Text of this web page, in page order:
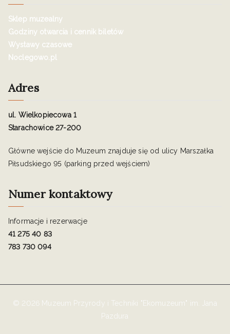
Sklep muzealny
Godziny otwarcia i cennik biletów
Wystawy czasowe
Noclegowo.pl
Adres
ul. Wielkopiecowa 1
Starachowice 27-200
Główne wejście do Muzeum znajduje się od ulicy Marszałka
Piłsudskiego 95 (parking przed wejściem)
Numer kontaktowy
Informacje i rezerwacje
41 275 40 83
783 730 094
© 2026 Muzeum Przyrody i Techniki "Ekomuzeum" im. Jana
Pazdura